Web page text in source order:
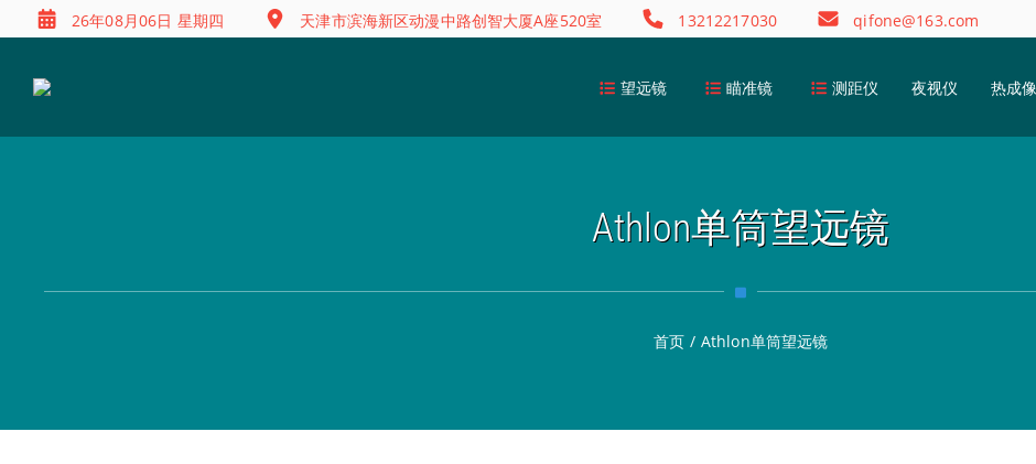
26年08月06日 星期四 天津市滨海新区动漫中路创智大厦A座520室 13212217030 qifone@163.com
望远镜 瞄准镜 测距仪 夜视仪 热成
Athlon单筒望远镜
首页 / Athlon单筒望远镜